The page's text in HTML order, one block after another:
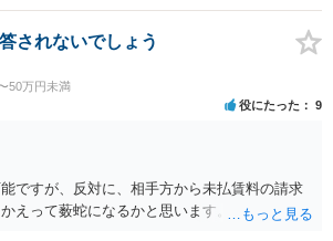
されないでしょう
50万円未満
役にたった 9
ですが、反対に、相手方から未払賃料の請求
えって薮蛇になるかと思います。